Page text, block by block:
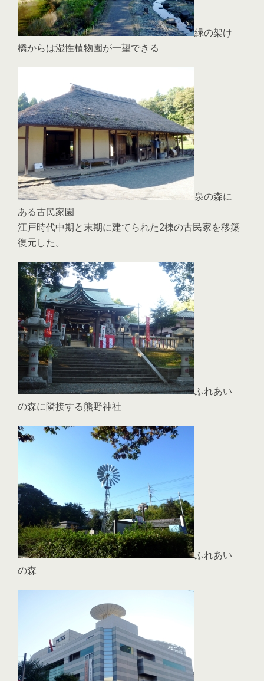
緑の架け
橋からは湿性植物園が一望できる
泉の森に
ある古民家園
江戸時代中期と末期に建てられた2棟の古民家を移築
復元した。
ふれあい
の森に隣接する熊野神社
ふれあい
の森